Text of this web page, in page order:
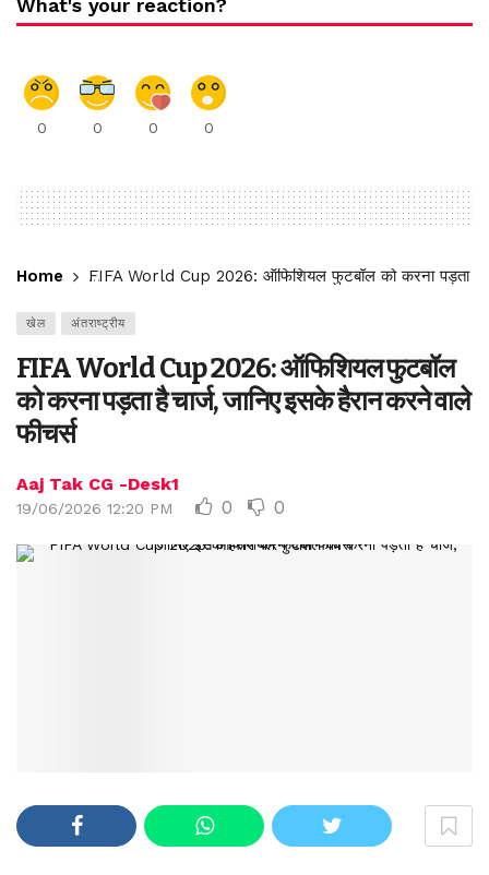
What's your reaction?
0 0 0 0
Home FIFA World Cup 2026: ऑफिशियल फुटबॉल को करना पड़ता है
खेल अंतराष्ट्रीय
FIFA World Cup 2026: ऑफिशियल फुटबॉल
को करना पड़ता है चार्ज, जानिए इसके हैरान करने वाले
फीचर्स
Aaj Tak CG -Desk1
19/06/2026 12:20 PM 0 0